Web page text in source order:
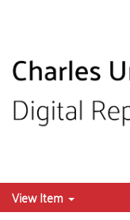
View Item